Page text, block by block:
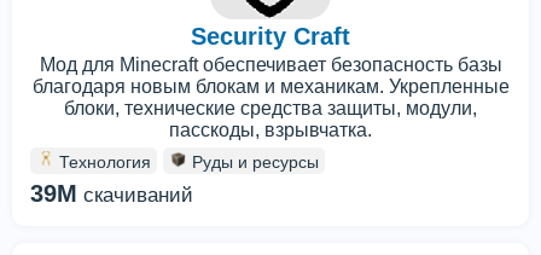
Security Craft
Мод для Minecraft обеспечивает безопасность базы
благодаря новым блокам и механикам. Укрепленные
блоки, технические средства защиты, модули,
пасскоды, взрывчатка.
Технология Руды и ресурсы
39M скачиваний